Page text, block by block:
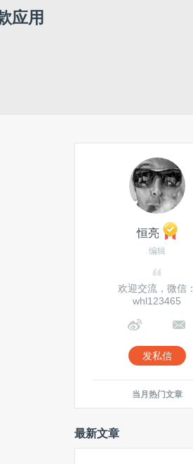
应用
恒亮
编辑
欢迎交流，微信：
whl123465
发私信
当月热门文章
最新文章